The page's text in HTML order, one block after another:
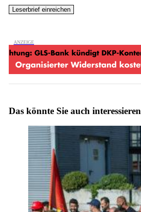
Das könnte Sie auch interessieren